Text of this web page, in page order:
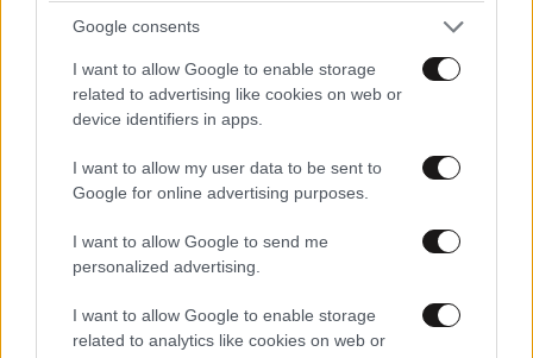
Google consents
I want to allow Google to enable storage
related to advertising like cookies on web or
device identifiers in apps.
I want to allow my user data to be sent to
Google for online advertising purposes.
I want to allow Google to send me
personalized advertising.
I want to allow Google to enable storage
related to analytics like cookies on web or